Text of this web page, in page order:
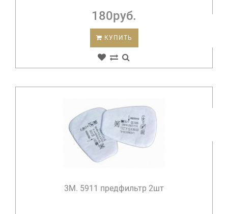
180руб.
КУПИТЬ
3М. 5911 предфильтр 2шт